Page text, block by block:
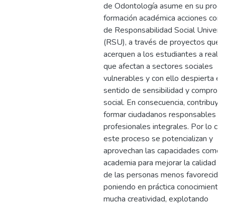
de Odontología asume en su
formación académica acciones
de Responsabilidad Social
(RSU), a través de proyectos que
acerquen a los estudiantes a
que afectan a sectores sociales
vulnerables y con ello despierta el
sentido de sensibilidad y
social. En consecuencia, contribuye
formar ciudadanos responsables y
profesionales integrales. Por lo
este proceso se potencializan y
aprovechan las capacidades como
academia para mejorar la calidad
de las personas menos
poniendo en práctica
mucha creatividad, explotando